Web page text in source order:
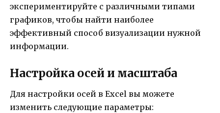
экспериментируйте с различными типами
графиков, чтобы найти наиболее
эффективный способ визуализации нужной
информации.
Настройка осей и масштаба
Для настройки осей в Excel вы можете
изменить следующие параметры: